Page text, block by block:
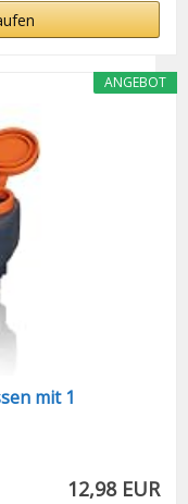
ANGEBOT
mit 1
12,98 EUR